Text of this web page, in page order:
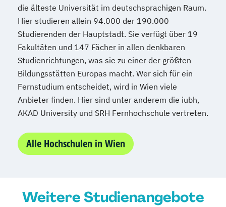
die älteste Universität im deutschsprachigen Raum.
Hier studieren allein 94.000 der 190.000
Studierenden der Hauptstadt. Sie verfügt über 19
Fakultäten und 147 Fächer in allen denkbaren
Studienrichtungen, was sie zu einer der größten
Bildungsstätten Europas macht. Wer sich für ein
Fernstudium entscheidet, wird in Wien viele
Anbieter finden. Hier sind unter anderem die iubh,
AKAD University und SRH Fernhochschule vertreten.
Alle Hochschulen in Wien
Weitere Studienangebote